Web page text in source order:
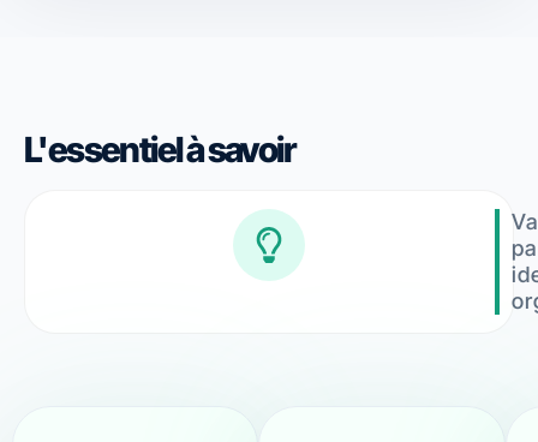
L'essentiel à savoir